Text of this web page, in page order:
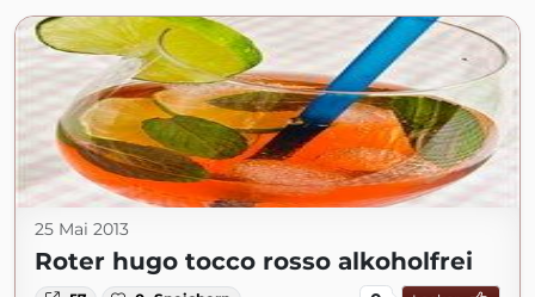
25 Mai 2013
Roter hugo tocco rosso alkoholfrei